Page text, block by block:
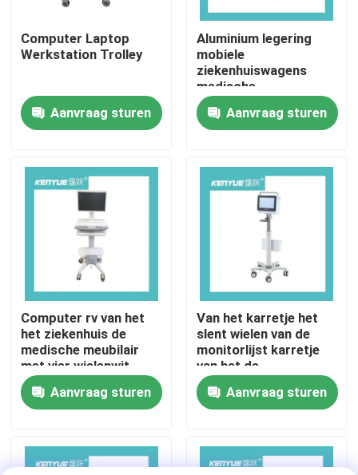
Producten
Over ons
Fabriekstocht
Kwaliteitscontrole
Neem contact met ons op
Nieuws
Gevallen
Obstetrische Lijsttoebehoren
Computer Laptop
Werkstation Trolley
Aanvraag sturen
Aluminium legering
mobiele
ziekenhuiswagens
medische
computerwagens
witte ABSAanvraag sturen
Computer rv van het
het ziekenhuis de
medische meubilair
met vier wielenwit
Aanvraag sturen
Van het karretje het
slent wielen van de
monitorlijst karretje
van het de
computerwerkstation
Aanvraag sturen